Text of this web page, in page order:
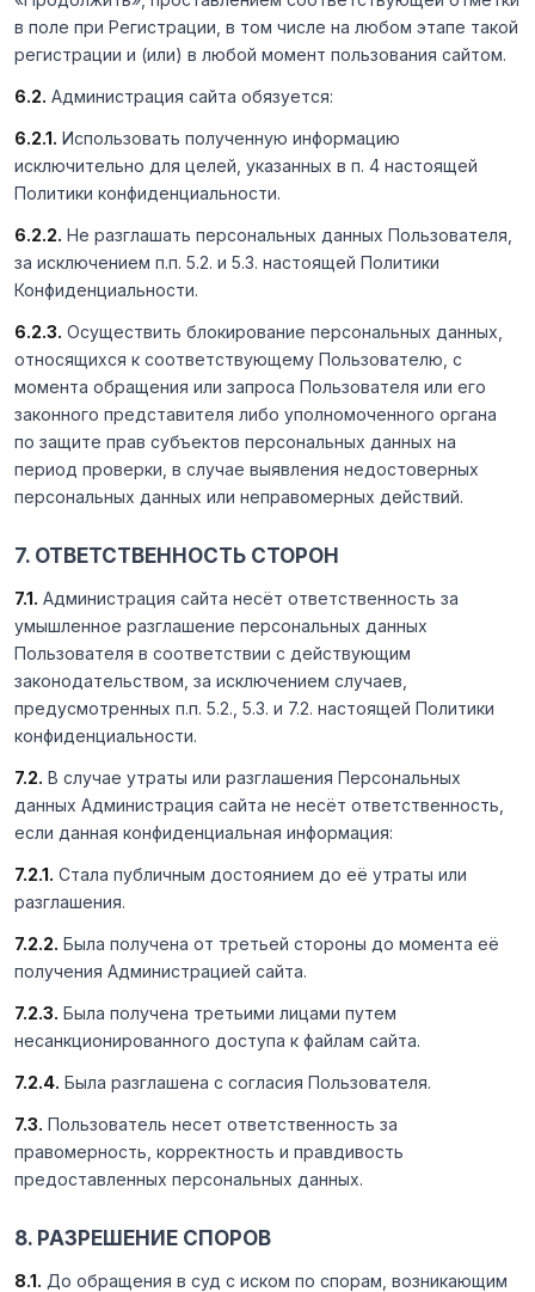
в поле при Регистрации, в том числе на любом этапе такой
регистрации и (или) в любой момент пользования сайтом.
6.2. Администрация сайта обязуется:
6.2.1. Использовать полученную информацию
исключительно для целей, указанных в п. 4 настоящей
Политики конфиденциальности.
6.2.2. Не разглашать персональных данных Пользователя,
за исключением п.п. 5.2. и 5.3. настоящей Политики
Конфиденциальности.
6.2.3. Осуществить блокирование персональных данных,
относящихся к соответствующему Пользователю, с
момента обращения или запроса Пользователя или его
законного представителя либо уполномоченного органа
по защите прав субъектов персональных данных на
период проверки, в случае выявления недостоверных
персональных данных или неправомерных действий.
7. ОТВЕТСТВЕННОСТЬ СТОРОН
7.1. Администрация сайта несёт ответственность за
умышленное разглашение персональных данных
Пользователя в соответствии с действующим
законодательством, за исключением случаев,
предусмотренных п.п. 5.2., 5.3. и 7.2. настоящей Политики
конфиденциальности.
7.2. В случае утраты или разглашения Персональных
данных Администрация сайта не несёт ответственность,
если данная конфиденциальная информация:
7.2.1. Стала публичным достоянием до её утраты или
разглашения.
7.2.2. Была получена от третьей стороны до момента её
получения Администрацией сайта.
7.2.3. Была получена третьими лицами путем
несанкционированного доступа к файлам сайта.
7.2.4. Была разглашена с согласия Пользователя.
7.3. Пользователь несет ответственность за
правомерность, корректность и правдивость
предоставленных персональных данных.
8. РАЗРЕШЕНИЕ СПОРОВ
8.1. До обращения в суд с иском по спорам, возникающим